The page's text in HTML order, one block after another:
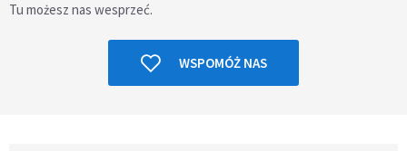
Tu możesz nas wesprzeć.
WSPOMÓŻ NAS